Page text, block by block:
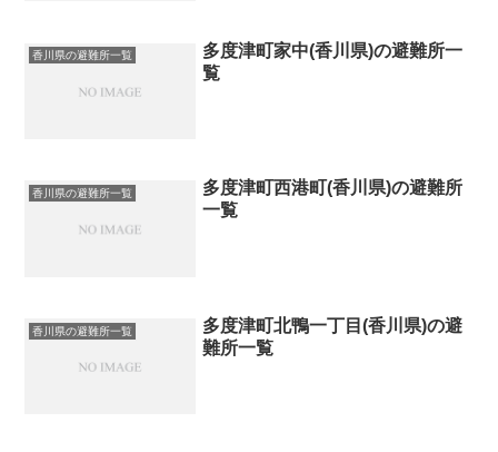
香川県の避難所一覧
多度津町家中(香川県)の避難所一
覧
香川県の避難所一覧
多度津町西港町(香川県)の避難所
一覧
香川県の避難所一覧
多度津町北鴨一丁目(香川県)の避
難所一覧